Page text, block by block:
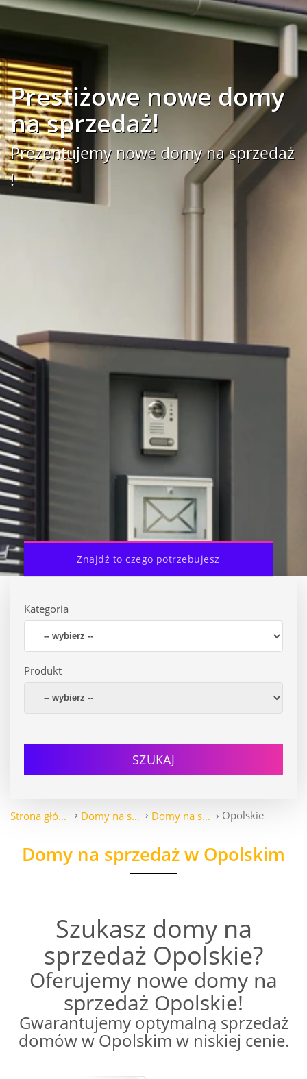
Prestiżowe nowe domy
na sprzedaż!
Prezentujemy nowe domy na sprzedaż
!
Znajdź to czego potrzebujesz
Kategoria
Produkt
SZUKAJ
Strona główna Domy na sprzedaż Domy na sprzedaż Opolskie
Domy na sprzedaż w Opolskim
Szukasz domy na
sprzedaż Opolskie?
Oferujemy nowe domy na
sprzedaż Opolskie!
Gwarantujemy optymalną sprzedaż
domów w Opolskim w niskiej cenie.